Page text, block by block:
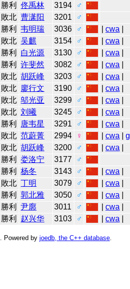
勝利 佟禹林 3194
♂
敗北 曹潇阳 3201
♂
勝利 韦明瑞 3036 ♂ |cwa
敗北 吴麒 3154 ♂ |cwa
勝利 白光源 3130 ♂ |cwa
勝利 许斐然 3082 ♂ |cwa
敗北 胡跃峰 3203 ♂ |cwa
敗北 廖行文 3190 ♂ |cwa
敗北 邬光亚 3299 ♂ |cwa
敗北 刘曦 3245 ♂ |cwa
勝利 唐韦星 3291 ♂ |cwa
敗北 范蔚菁 2994 ♀ |cwa |
敗北 胡跃峰 3200 ♂ |cwa
勝利 娄洛宁 3177
♂
勝利 杨冬 3143 ♂ |cwa
敗北 丁明 3079 ♂ |cwa
勝利 郭北雅 3050 ♂ |cwa
勝利 尹廓 3011 ♂ |cwa
勝利 赵兴华 3103 ♂ |cwa
. Powered by joedb, the C++ database